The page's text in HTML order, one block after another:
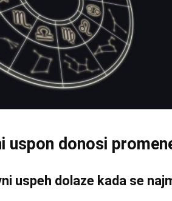
uspon donosi
uspeh dolaze kada se